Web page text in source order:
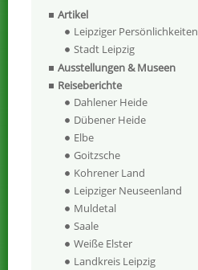
Artikel
Leipziger Persönlichkeiten
Stadt Leipzig
Ausstellungen & Museen
Reiseberichte
Dahlener Heide
Dübener Heide
Elbe
Goitzsche
Kohrener Land
Leipziger Neuseenland
Muldetal
Saale
Weiße Elster
Landkreis Leipzig